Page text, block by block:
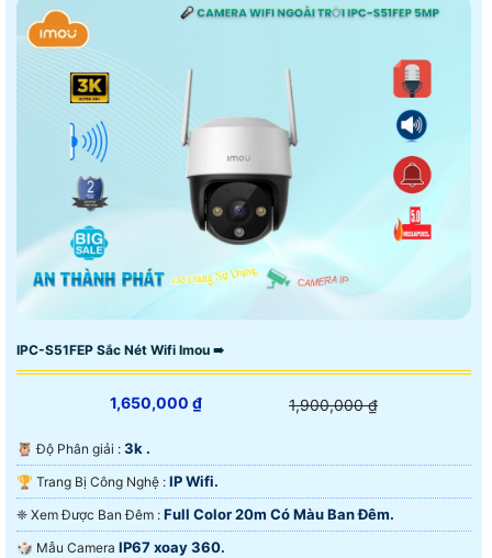
IPC-S51FEP Sắc Nét Wifi Imou ➠
1,650,000 ₫ 1,900,000 ₫
🦉 Độ Phân giải : 3k .
🏆 Trang Bị Công Nghệ : IP Wifi.
❈ Xem Được Ban Đêm : Full Color 20m Có Màu Ban Ðêm.
🎲 Mẫu Camera IP67 xoay 360.